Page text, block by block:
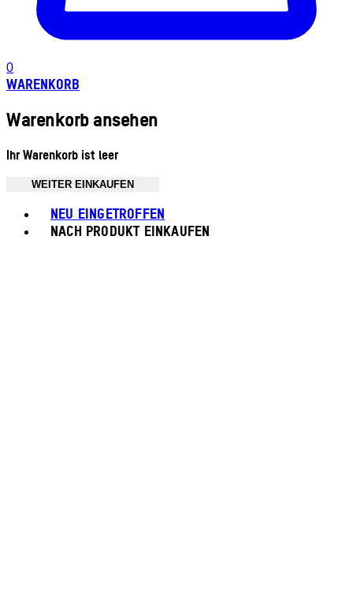
0
WARENKORB
Warenkorb ansehen
Ihr Warenkorb ist leer
WEITER EINKAUFEN
NEU EINGETROFFEN
NACH PRODUKT EINKAUFEN